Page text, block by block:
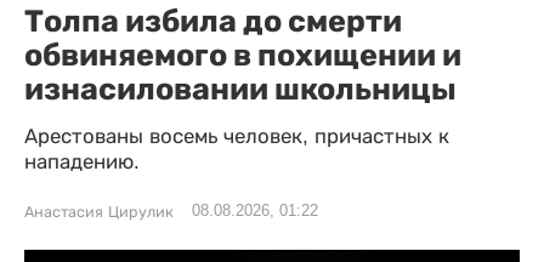
Толпа избила до смерти
обвиняемого в похищении и
изнасиловании школьницы
Арестованы восемь человек, причастных к
нападению.
Анастасия Цирулик 08.08.2026, 01:22